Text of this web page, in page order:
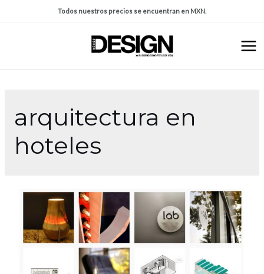
Todos nuestros precios se encuentran en MXN.
arquitectura en
hoteles